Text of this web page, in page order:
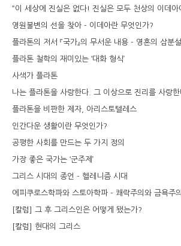
“이 세상에 진실은 없다! 진실은 모두 천상의 이데
영원불변의 선을 찾아 - 이데아란 무엇인가?
플라톤의 저서 『국가』의 무서운 내용 - 영혼의 삼분설
플라톤 철학의 재미있는 ‘대화 형식’
사색가 플라톤
나는 플라톤을 사랑한다. 그 이상으로 진리를 사랑
플라톤을 비판한 제자, 아리스토텔레스
인간다운 생활이란 무엇인가?
공평한 사회를 만드는 두 가지 정의
가장 좋은 국가는 ‘군주제’
그리스 시대의 종언 - 헬레니즘 시대
에피쿠로스학파와 스토아학파 - 쾌락주의와 금욕주의
[칼럼] 그 후 그리스인은 어떻게 됐는가?
[칼럼] 현대의 그리스